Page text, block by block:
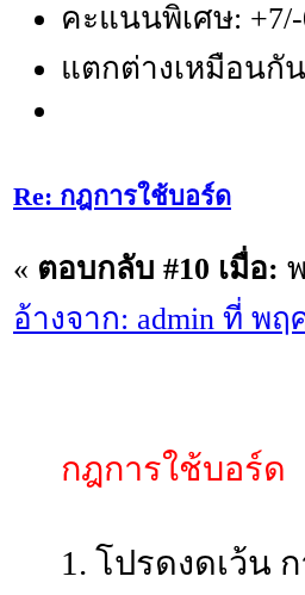
คะแนนพิเศษ:
แตกต่างเหมือนกัน
Re: กฎการใช้บอร์ด
« ตอบกลับ #10 เมื่อ:
อ้างจาก: admin ที่ พฤ
กฎการใช้บอร์ด
1. โปรดงดเว้น